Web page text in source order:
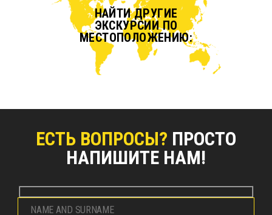
НАЙТИ ДРУГИЕ
ЭКСКУРСИИ ПО
МЕСТОПОЛОЖЕНИЮ:
ЕСТЬ ВОПРОСЫ? ПРОСТО
НАПИШИТЕ НАМ!